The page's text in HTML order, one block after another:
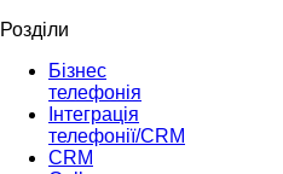
Розділи
Бізнес
телефонія
Інтеграція
телефонії/CRM
CRM